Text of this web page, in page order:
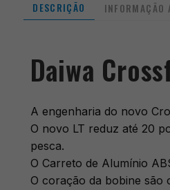
DESCRIÇÃO INFORMAÇÃO
Daiwa
A engenharia do novo
O novo LT reduz até 20
pesca.
O Carreto de Alumínio
O coração da bobine são